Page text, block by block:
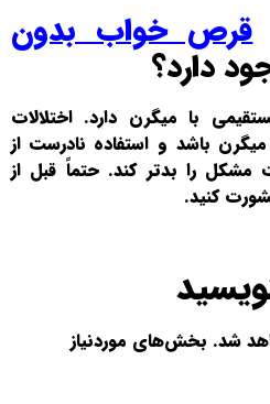
قرص خواب بدون
دارد؟
با میگرن دارد. اختلالات
باشد و استفاده نادرست از
را بدتر کند. حتماً قبل از
کنید.
شد. بخش‌های موردنیاز